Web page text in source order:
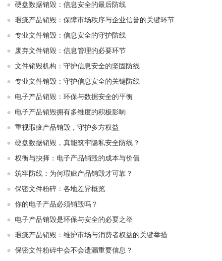
硬盘数据销毁：信息安全的最后防线
瑕疵产品销毁：保障市场秩序与企业信誉的关键环节
专业文件销毁：信息安全的守护防线
废弃文件销毁：信息管理的必要环节
文件销毁机构：守护信息安全的坚固防线
专业文件销毁：守护信息安全的关键防线
电子产品销毁：环保与数据安全的平衡
电子产品销毁拥有多维度的积极影响
重视瑕疵产品销毁，守护多方权益
硬盘数据销毁，真能筑牢隐私安全防线？
权衡与抉择：电子产品销毁的成本与价值
筑牢防线：为何瑕疵产品销毁才可靠？
保密文件粉碎：各地差异概览
你的电子产品必须销毁吗？
电子产品销毁是环保与安全的必要之举​ ​
瑕疵产品销毁：维护市场与消费者权益的关键举措​ ​
保密文件粉碎中会不会遗漏重要信息？